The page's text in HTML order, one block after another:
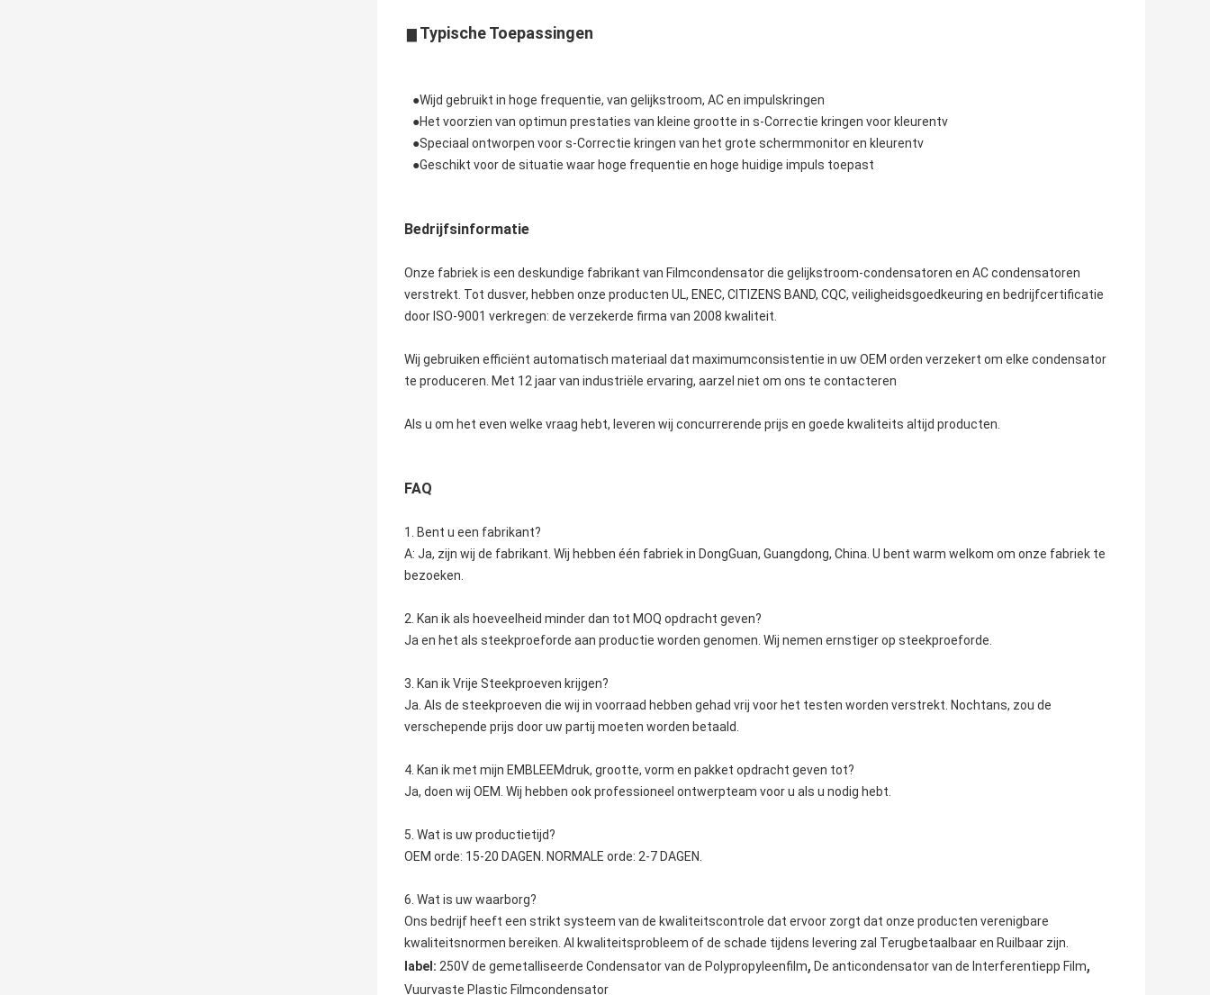
Typische Toepassingen
●Wijd gebruikt in hoge frequentie, van gelijkstroom, AC en impulskringen
●Het voorzien van optimun prestaties van kleine grootte in s-Correctie kringen voor kleurentv
●Speciaal ontworpen voor s-Correctie kringen van het grote schermmonitor en kleurentv
●Geschikt voor de situatie waar hoge frequentie en hoge huidige impuls toepast
Bedrijfsinformatie
Onze fabriek is een deskundige fabrikant van Filmcondensator die gelijkstroom-condensatoren en AC condensatoren
verstrekt. Tot dusver, hebben onze producten UL, ENEC, CITIZENS BAND, CQC, veiligheidsgoedkeuring en bedrijfcertificatie
door ISO-9001 verkregen: de verzekerde firma van 2008 kwaliteit.
Wij gebruiken efficiënt automatisch materiaal dat maximumconsistentie in uw OEM orden verzekert om elke condensator
te produceren. Met 12 jaar van industriële ervaring, aarzel niet om ons te contacteren
Als u om het even welke vraag hebt, leveren wij concurrerende prijs en goede kwaliteits altijd producten.
FAQ
1. Bent u een fabrikant?
A: Ja, zijn wij de fabrikant. Wij hebben één fabriek in DongGuan, Guangdong, China. U bent warm welkom om onze fabriek te
bezoeken.
2. Kan ik als hoeveelheid minder dan tot MOQ opdracht geven?
Ja en het als steekproeforde aan productie worden genomen. Wij nemen ernstiger op steekproeforde.
3. Kan ik Vrije Steekproeven krijgen?
Ja. Als de steekproeven die wij in voorraad hebben gehad vrij voor het testen worden verstrekt. Nochtans, zou de
verschepende prijs door uw partij moeten worden betaald.
4. Kan ik met mijn EMBLEEMdruk, grootte, vorm en pakket opdracht geven tot?
Ja, doen wij OEM. Wij hebben ook professioneel ontwerpteam voor u als u nodig hebt.
5. Wat is uw productietijd?
OEM orde: 15-20 DAGEN. NORMALE orde: 2-7 DAGEN.
6. Wat is uw waarborg?
Ons bedrijf heeft een strikt systeem van de kwaliteitscontrole dat ervoor zorgt dat onze producten verenigbare
kwaliteitsnormen bereiken. Al kwaliteitsprobleem of de schade tijdens levering zal Terugbetaalbaar en Ruilbaar zijn.
label: 250V de gemetalliseerde Condensator van de Polypropyleenfilm, De anticondensator van de Interferentiepp Film,
Vuurvaste Plastic Filmcondensator